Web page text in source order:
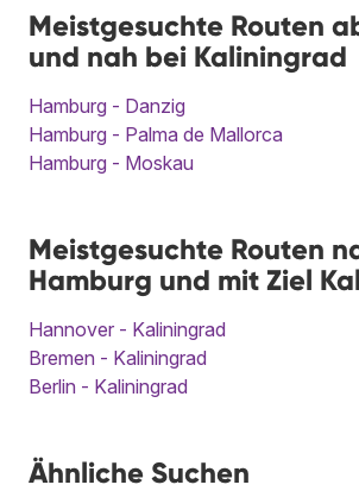
Meistgesuchte Routen
und nah bei Kaliningrad
Hamburg - Danzig
Hamburg - Palma de Mallorca
Hamburg - Moskau
Meistgesuchte Routen
Hamburg und mit Ziel
Hannover - Kaliningrad
Bremen - Kaliningrad
Berlin - Kaliningrad
Ähnliche Suchen